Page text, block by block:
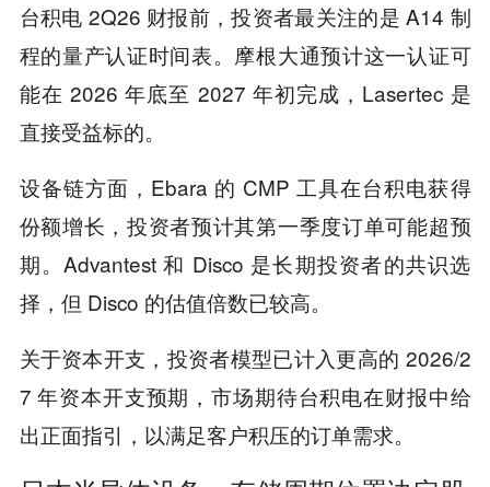
台积电 2Q26 财报前，投资者最关注的是 A14 制
程的量产认证时间表。摩根大通预计这一认证可
能在 2026 年底至 2027 年初完成，Lasertec 是
直接受益标的。
设备链方面，Ebara 的 CMP 工具在台积电获得
份额增长，投资者预计其第一季度订单可能超预
期。Advantest 和 Disco 是长期投资者的共识选
择，但 Disco 的估值倍数已较高。
关于资本开支，投资者模型已计入更高的 2026/2
7 年资本开支预期，市场期待台积电在财报中给
出正面指引，以满足客户积压的订单需求。